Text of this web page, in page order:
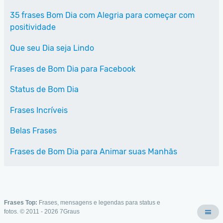
35 frases Bom Dia com Alegria para começar com
positividade
Que seu Dia seja Lindo
Frases de Bom Dia para Facebook
Status de Bom Dia
Frases Incríveis
Belas Frases
Frases de Bom Dia para Animar suas Manhãs
Frases Top: Frases, mensagens e legendas para status e
fotos. © 2011 - 2026 7Graus